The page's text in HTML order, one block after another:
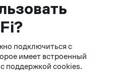
подключиться с
имеет встроенный
поддержкой cookies.